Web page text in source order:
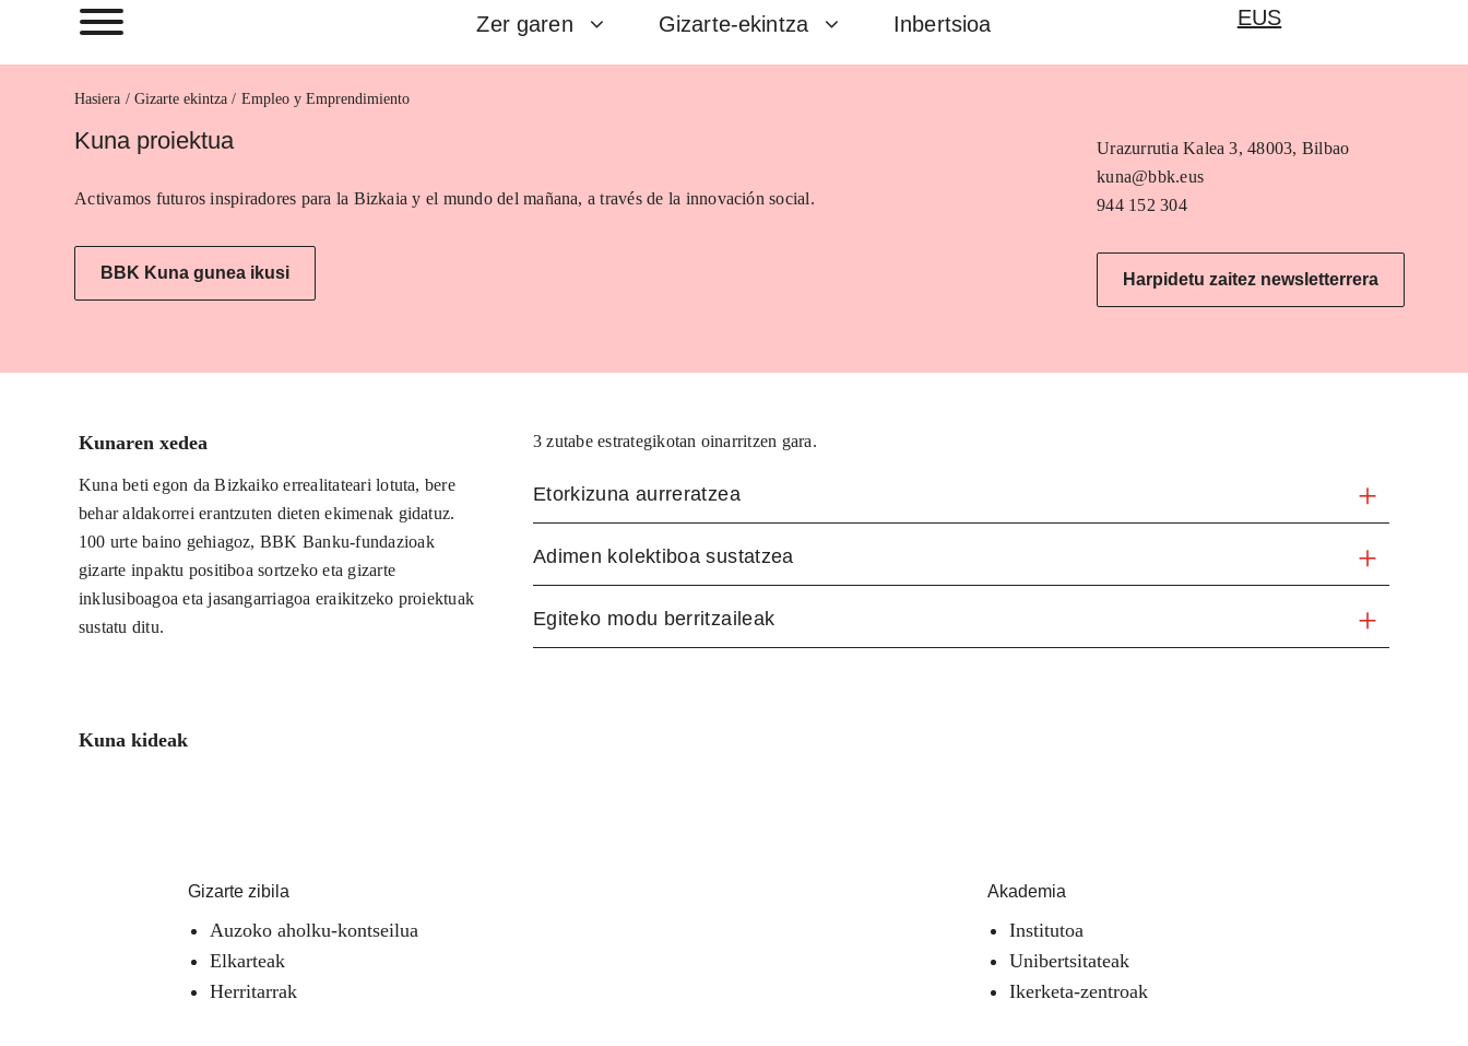
Zer garen Gizarte-ekintza Inbertsioa EUS
Hasiera Empleo y Emprendimiento
Kuna proiektua
Activamos futuros inspiradores para la Bizkaia y el mundo del mañana, a través de la innovación social.
BBK Kuna gunea ikusi
Urazurrutia Kalea 3, 48003, Bilbao
kuna@bbk.eus
944 152 304
Harpidetu zaitez newsletterrera
Kunaren xedea
Kuna beti egon da Bizkaiko errealitateari lotuta, bere
behar aldakorrei erantzuten dieten ekimenak gidatuz.
100 urte baino gehiagoz, BBK Banku-fundazioak
gizarte inpaktu positiboa sortzeko eta gizarte
inklusiboagoa eta jasangarriagoa eraikitzeko proiektuak
sustatu ditu.
3 zutabe estrategikotan oinarritzen gara.
Etorkizuna aurreratzea
Adimen kolektiboa sustatzea
Egiteko modu berritzaileak
Kuna kideak
Gizarte zibila
Auzoko aholku-kontseilua
Elkarteak
Herritarrak
Akademia
Institutoa
Unibertsitateak
Ikerketa-zentroak